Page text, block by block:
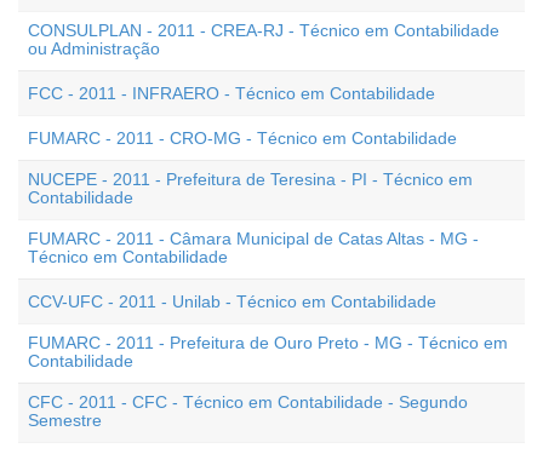
CONSULPLAN - 2011 - CREA-RJ - Técnico em Contabilidade
ou Administração
FCC - 2011 - INFRAERO - Técnico em Contabilidade
FUMARC - 2011 - CRO-MG - Técnico em Contabilidade
NUCEPE - 2011 - Prefeitura de Teresina - PI - Técnico em
Contabilidade
FUMARC - 2011 - Câmara Municipal de Catas Altas - MG -
Técnico em Contabilidade
CCV-UFC - 2011 - Unilab - Técnico em Contabilidade
FUMARC - 2011 - Prefeitura de Ouro Preto - MG - Técnico em
Contabilidade
CFC - 2011 - CFC - Técnico em Contabilidade - Segundo
Semestre